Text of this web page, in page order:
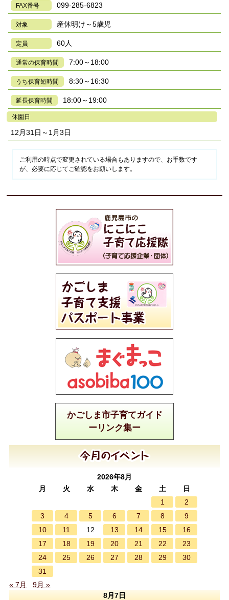
FAX番号 099-285-6823
対象 産休明け～5歳児
定員 60人
通常の保育時間 7:00～18:00
うち保育短時間 8:30～16:30
延長保育時間 18:00～19:00
休園日
12月31日～1月3日
ご利用の時点で変更されている場合もありますので、お手数です
が、必要に応じてご確認をお願いします。
かごしま市子育てガイド
ーリンク集ー
2026年8月
月
火 水 木 金 土
日
1
2
3
4 5 6 7 8
9
10
11 12 13 14 15
16
17
18 19 20 21 22
23
24
25 26 27 28 29
30
31
« 7月
9月 »
8月7日